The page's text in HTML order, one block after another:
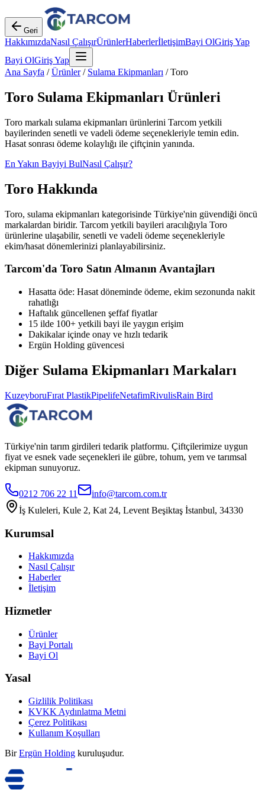
Geri
HakkımızdaNasıl ÇalışırÜrünlerHaberlerİletişimBayi OlGiriş Yap
Bayi OlGiriş Yap
Ana Sayfa /Ürünler/ Sulama Ekipmanları /Toro
Toro Sulama Ekipmanları Ürünleri
Toro markalı sulama ekipmanları ürünlerini Tarcom yetkili
bayilerinden senetli ve vadeli ödeme seçenekleriyle temin edin.
Hasat sonrası ödeme kolaylığı ile çiftçinin yanında.
En Yakın Bayiyi BulNasıl Çalışır?
Toro Hakkında
Toro, sulama ekipmanları kategorisinde Türkiye'nin güvendiği öncü
markalardan biridir. Tarcom yetkili bayileri aracılığıyla Toro
ürünlerine ulaşabilir, senetli ve vadeli ödeme seçenekleriyle
ekim/hasat dönemlerinizi planlayabilirsiniz.
Tarcom'da Toro Satın Almanın Avantajları
Hasatta öde: Hasat döneminde ödeme, ekim sezonunda nakit
rahatlığı
Haftalık güncellenen şeffaf fiyatlar
15 ilde 100+ yetkili bayi ile yaygın erişim
Dakikalar içinde onay ve hızlı tedarik
Ergün Holding güvencesi
Diğer Sulama Ekipmanları Markaları
KuzeyboruFırat PlastikPipelifeNetafimRivulisRain Bird
Türkiye'nin tarım girdileri tedarik platformu. Çiftçilerimize uygun
fiyat ve esnek vade seçenekleri ile gübre, tohum, yem ve tarımsal
ekipman sunuyoruz.
0212 706 22 11
info@tarcom.com.tr
İş Kuleleri, Kule 2, Kat 24, Levent Beşiktaş İstanbul, 34330
Kurumsal
Hakkımızda
Nasıl Çalışır
Haberler
İletişim
Hizmetler
Ürünler
Bayi Portalı
Bayi Ol
Yasal
Gizlilik Politikası
KVKK Aydınlatma Metni
Çerez Politikası
Kullanım Koşulları
Bir Ergün Holding kuruluşudur.